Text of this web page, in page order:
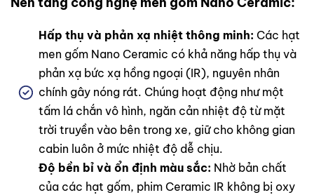
Hấp thụ và phản xạ nhiệt thông minh: Các hạt
men gốm Nano Ceramic có khả năng hấp thụ và
phản xạ bức xạ hồng ngoại (IR), nguyên nhân
chính gây nóng rát. Chúng hoạt động như một
tấm lá chắn vô hình, ngăn cản nhiệt độ từ mặt
trời truyền vào bên trong xe, giữ cho không gian
cabin luôn ở mức nhiệt độ dễ chịu.
Độ bền bỉ và ổn định màu sắc: Nhờ bản chất
của các hạt gốm, phim Ceramic IR không bị oxy